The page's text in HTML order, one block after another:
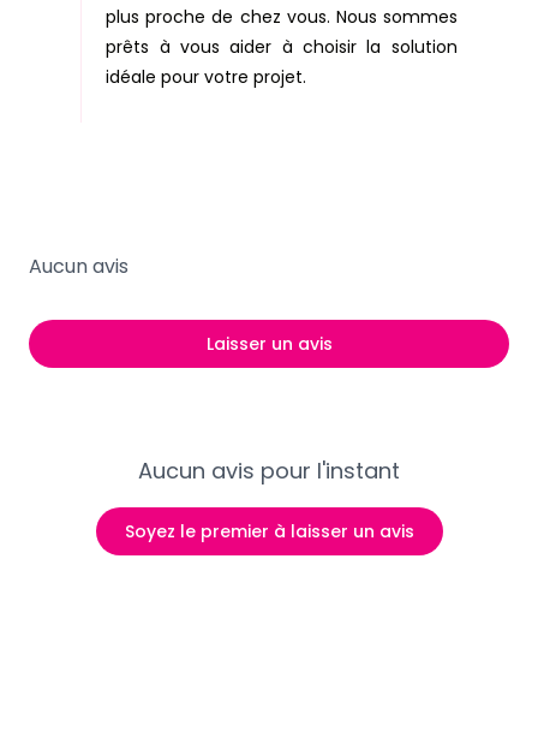
plus proche de chez vous. Nous sommes
prêts à vous aider à choisir la solution
idéale pour votre projet.
Aucun avis pour l'instant
Soyez le premier à laisser un avis
Aucun avis
Laisser un avis